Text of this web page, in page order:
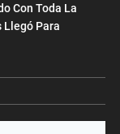
Con Toda La
Llegó Para